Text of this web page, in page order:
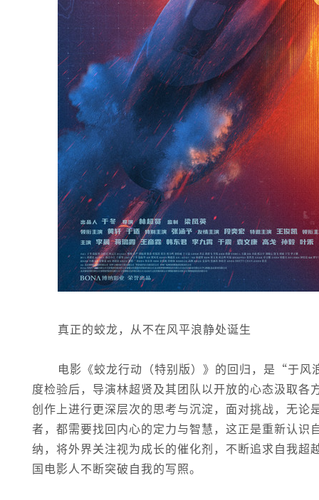
真正的蛟龙，从不在风平浪静处诞生
电影《蛟龙行动（特别版）》的回归，是“于
度检验后，导演林超贤及其团队以开放的心态汲取
创作上进行更深层次的思考与沉淀，面对挑战，无
者，都需要找回内心的定力与智慧，这正是重新认
纳，将外界关注视为成长的催化剂，不断追求自我
国电影人不断突破自我的写照。